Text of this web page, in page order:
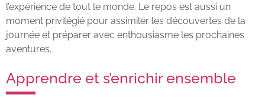
l’expérience de tout le monde. Le repos est aussi un
moment privilégié pour assimiler les découvertes de la
journée et préparer avec enthousiasme les prochaines
aventures.
Apprendre et s’enrichir ensemble